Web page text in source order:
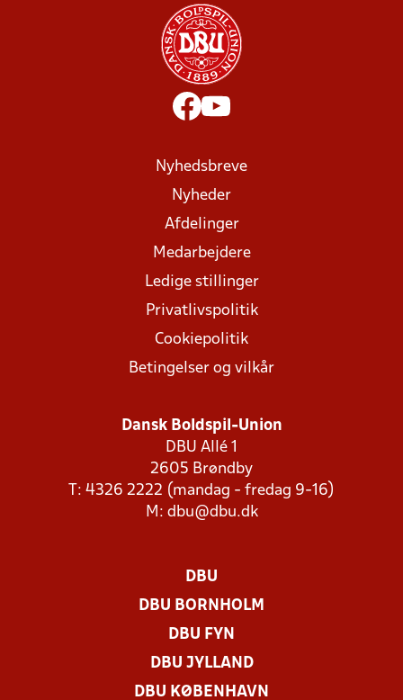
Nyhedsbreve
Nyheder
Afdelinger
Medarbejdere
Ledige stillinger
Privatlivspolitik
Cookiepolitik
Betingelser og vilkår
Dansk Boldspil-Union
DBU Allé 1
2605 Brøndby
T: 4326 2222 (mandag - fredag 9-16)
M: dbu@dbu.dk
DBU
DBU BORNHOLM
DBU FYN
DBU JYLLAND
DBU KØBENHAVN